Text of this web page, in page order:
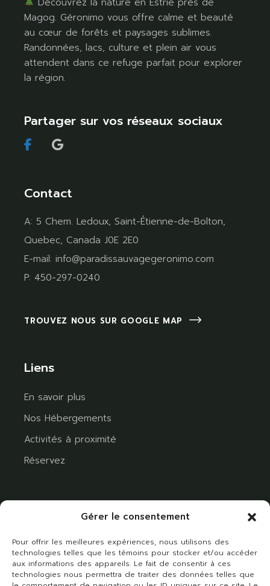
Gérer le consentement
Pour offrir les meilleures expériences, nous utilisons des
technologies telles que les témoins pour stocker et/ou accéder
aux informations des appareils. Le fait de consentir à ces
technologies nous permettra de traiter des données telles que
Magog. Géronimo vous offre calme et beauté
au cœur de forêts et paysages sublimes.
Randonnées, lacs, culture et plein air vous
attendent dans ce refuge parfait pour explorer
la région.
Partager sur vos réseaux sociaux
Contact
A: 5 Chem. Ledoux, Saint-Étienne-de-Bolton,
Quebec, Canada J0E 2E0
E-mail:info@paradissauvagegeronimo.com
P: 450-297-0240
TROUVEZ NOUS SUR GOOGLE MAP
Liens
En savoir plus
Nos Hébergements
Activités à proximité
Réservez